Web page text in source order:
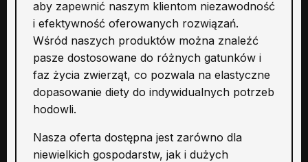
aby zapewnić naszym klientom niezawodność
i efektywność oferowanych rozwiązań.
Wśród naszych produktów można znaleźć
pasze dostosowane do różnych gatunków i
faz życia zwierząt, co pozwala na elastyczne
dopasowanie diety do indywidualnych potrzeb
hodowli.
Nasza oferta dostępna jest zarówno dla
niewielkich gospodarstw, jak i dużych